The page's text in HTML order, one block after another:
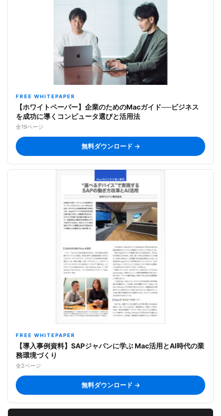
FREE WHITEPAPER
【ホワイトペーパー】企業のためのMacガイド──ビジネス
を成功に導くコンピュータ選びと活用法
全19ページ
無料ダウンロード →
FREE WHITEPAPER
【導入事例資料】SAPジャパンに学ぶ Mac活用とAI時代の業
務環境づくり
全2ページ
無料ダウンロード →